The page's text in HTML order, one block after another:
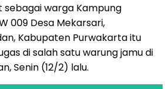
warga Kampung
009 Desa Mekarsari,
Kabupaten Purwakarta itu
di salah satu warung jamu di
Senin (12/2) lalu.